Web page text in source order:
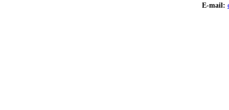
E-mail: